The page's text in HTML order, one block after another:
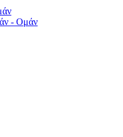
- Ομάν